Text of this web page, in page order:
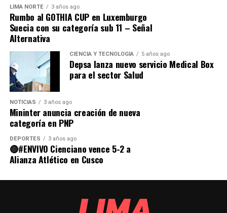
LIMA NORTE 3 años ago
Rumbo al GOTHIA CUP en Luxemburgo
Suecia con su categoría sub 11 – Señal
Alternativa
CIENCIA Y TECNOLOGÍA 5 años ago
Depsa lanza nuevo servicio Medical Box
para el sector Salud
NOTICIAS 3 años ago
Mininter anuncia creación de nueva
categoría en PNP
DEPORTES 3 años ago
🔴#ENVIVO Cienciano vence 5-2 a
Alianza Atlético en Cusco